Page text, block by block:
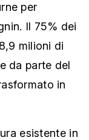
per
Il 75% dei
milioni di
da parte del
in
esistente in